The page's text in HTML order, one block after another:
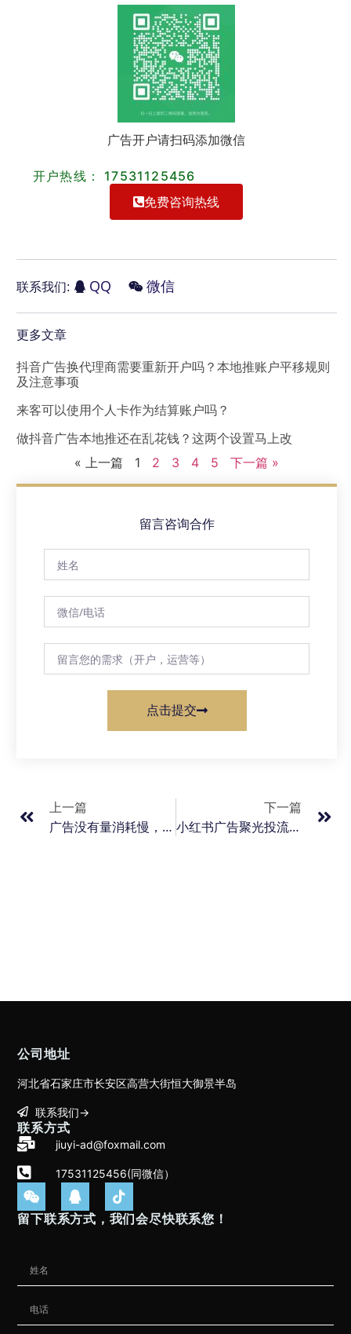
广告开户请扫码添加微信
开户热线： 17531125456
免费咨询热线
联系我们: QQ 微信
更多文章
抖音广告换代理商需要重新开户吗？本地推账户平移规则
及注意事项
来客可以使用个人卡作为结算账户吗？
做抖音广告本地推还在乱花钱？这两个设置马上改
« 上一篇 1 2 3 4 5 下一篇 »
留言咨询合作
点击提交
上一篇
广告没有量消耗慢，掉量怎么办？
下一篇
小红书广告聚光投流开户+充值返点10+
公司地址
河北省石家庄市长安区高营大街恒大御景半岛
联系我们→
联系方式
jiuyi-ad@foxmail.com
17531125456(同微信）
留下联系方式，我们会尽快联系您！